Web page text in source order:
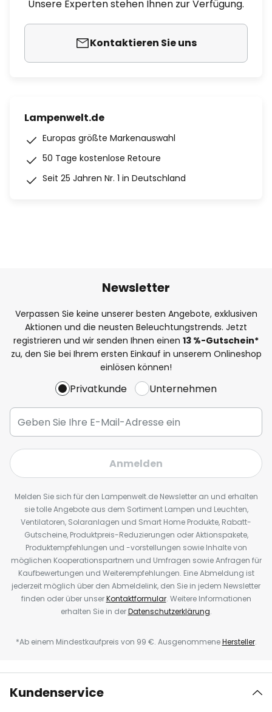
Unsere Experten stehen Ihnen zur Verfügung.
Kontaktieren Sie uns
Lampenwelt.de
Europas größte Markenauswahl
50 Tage kostenlose Retoure
Seit 25 Jahren Nr. 1 in Deutschland
Newsletter
Verpassen Sie keine unserer besten Angebote, exklusiven
Aktionen und die neusten Beleuchtungstrends. Jetzt
registrieren und wir senden Ihnen einen 13 %-Gutschein*
zu, den Sie bei Ihrem ersten Einkauf in unserem Onlineshop
einlösen können!
Privatkunde Unternehmen
Anmelden
Melden Sie sich für den Lampenwelt.de Newsletter an und erhalten
sie tolle Angebote aus dem Sortiment Lampen und Leuchten,
Ventilatoren, Solaranlagen und Smart Home Produkte, Rabatt-
Gutscheine, Produktpreis-Reduzierungen oder Aktionspakete,
Produktempfehlungen und -vorstellungen sowie Inhalte von
möglichen Kooperationspartnern und Umfragen sowie Anfragen für
Kaufbewertungen und Weiterempfehlungen. Eine Abmeldung ist
jederzeit möglich über den Abmeldelink, den Sie in jedem Newsletter
finden oder über unserKontaktformular. Weitere Informationen
erhalten Sie in derDatenschutzerklärung.
*Ab einem Mindestkaufpreis von 99 €. AusgenommeneHersteller.
Kundenservice